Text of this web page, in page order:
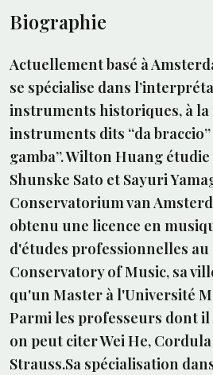
Biographie
Actuellement basé à
se spécialise dans
instruments historiques, à la
instruments dits “da
gamba”. Wilton Huang
Shunske Sato et Sayuri
Conservatorium van
obtenu une licence en
d'études professionnelles au
Conservatory of Music, sa
qu'un Master à l'Université
Parmi les professeurs dont il
on peut citer Wei He,
Strauss.Sa spécialisation